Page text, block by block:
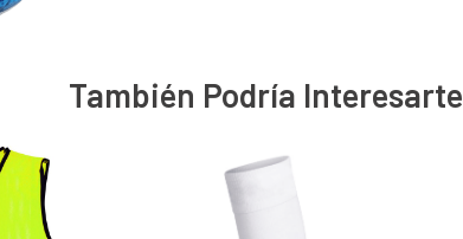
También Podría Interesarte